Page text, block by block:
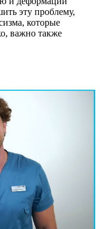
эту проблему,
которые
важно также